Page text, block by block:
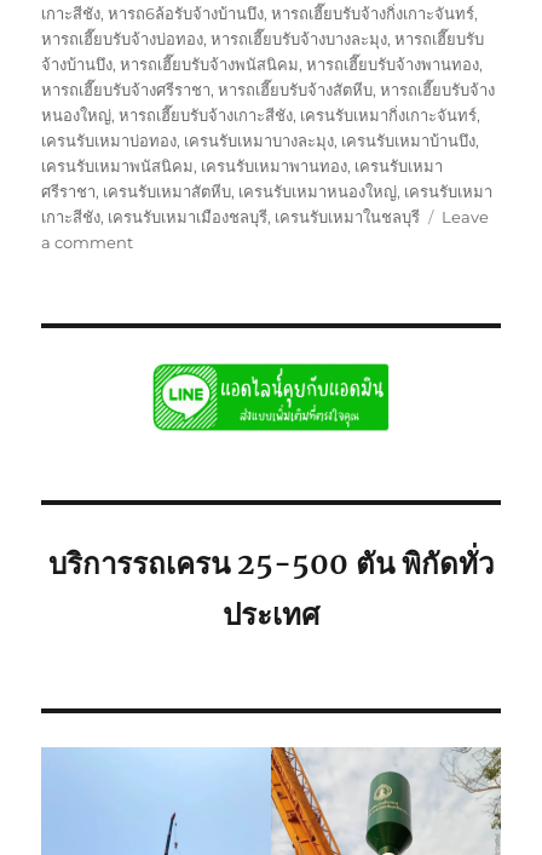
เกาะสีชัง,หารถ6ล้อรับจ้างบ้านบึง,หารถเฮี๊ยบรับจ้างกิ่งเกาะจันทร์,
หารถเฮี๊ยบรับจ้างบ่อทอง,หารถเฮี๊ยบรับจ้างบางละมุง,หารถเฮี๊ยบรับ
จ้างบ้านบึง,หารถเฮี๊ยบรับจ้างพนัสนิคม,หารถเฮี๊ยบรับจ้างพานทอง,
หารถเฮี๊ยบรับจ้างศรีราชา,หารถเฮี๊ยบรับจ้างสัตหีบ,หารถเฮี๊ยบรับจ้าง
หนองใหญ่,หารถเฮี๊ยบรับจ้างเกาะสีชัง, เครนรับเหมากิ่งเกาะจันทร์,
เครนรับเหมาบ่อทอง, เครนรับเหมาบางละมุง, เครนรับเหมาบ้านบึง,
เครนรับเหมาพนัสนิคม, เครนรับเหมาพานทอง, เครนรับเหมา
ศรีราชา, เครนรับเหมาสัตหีบ, เครนรับเหมาหนองใหญ่, เครนรับเหมา
เกาะสีชัง, เครนรับเหมาเมืองชลบุรี, เครนรับเหมาในชลบุรี
Leave
a commenton
เฮี๊ยบ
ชลบุรี
บริการรถเครน 25-500 ตัน พิกัดทั่ว
ประเทศ